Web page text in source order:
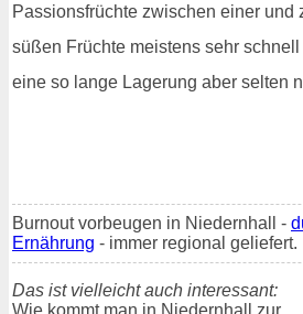
Passionsfrüchte zwischen einer und
süßen Früchte meistens sehr
eine so lange Lagerung aber selten
Burnout vorbeugen in Niedernhall -
Ernährung - immer regional geliefert.
Das ist vielleicht auch interessant:
Wie kommt man in Niedernhall zur